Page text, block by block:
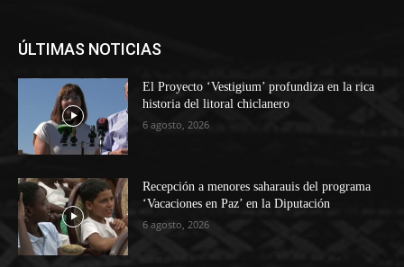
ÚLTIMAS NOTICIAS
El Proyecto ‘Vestigium’ profundiza en la rica
historia del litoral chiclanero
6 agosto, 2026
Recepción a menores saharauis del programa
‘Vacaciones en Paz’ en la Diputación
6 agosto, 2026